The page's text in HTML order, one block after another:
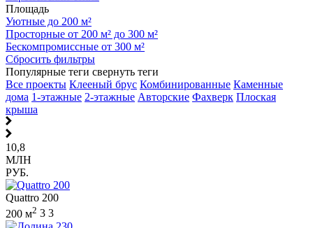
Площадь
Уютные до 200 м²
Просторные от 200 м² до 300 м²
Бескомпромиссные от 300 м²
Сбросить фильтры
Популярные теги свернуть теги
Все проекты Клееный брус Комбинированные Каменные
дома 1-этажные 2-этажные Авторские Фахверк Плоская
крыша
10,8
МЛН
РУБ.
Quattro 200
200 м2 3 3